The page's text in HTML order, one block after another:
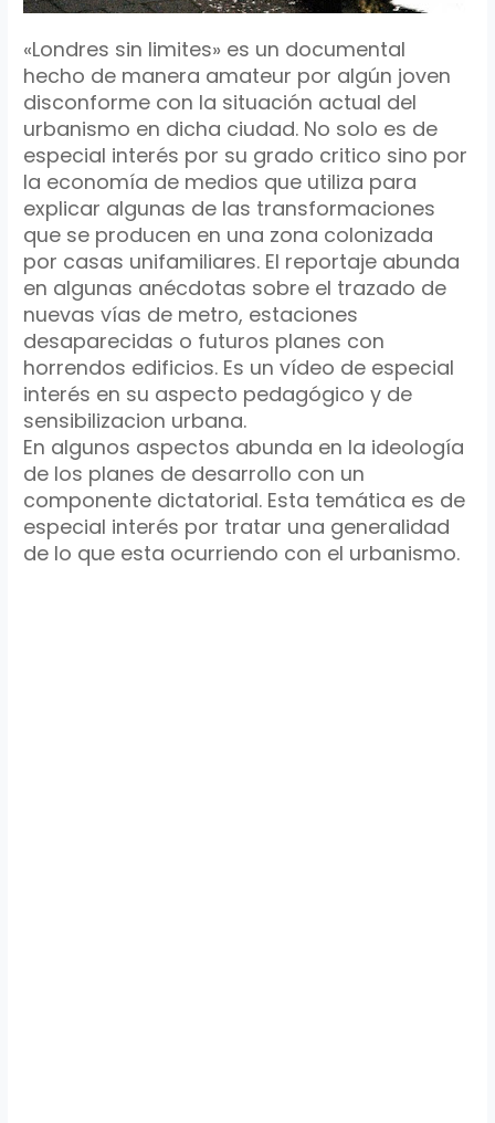
«Londres sin limites» es un documental
hecho de manera amateur por algún joven
disconforme con la situación actual del
urbanismo en dicha ciudad. No solo es de
especial interés por su grado critico sino por
la economía de medios que utiliza para
explicar algunas de las transformaciones
que se producen en una zona colonizada
por casas unifamiliares. El reportaje abunda
en algunas anécdotas sobre el trazado de
nuevas vías de metro, estaciones
desaparecidas o futuros planes con
horrendos edificios. Es un vídeo de especial
interés en su aspecto pedagógico y de
sensibilizacion urbana.
En algunos aspectos abunda en la ideología
de los planes de desarrollo con un
componente dictatorial. Esta temática es de
especial interés por tratar una generalidad
de lo que esta ocurriendo con el urbanismo.